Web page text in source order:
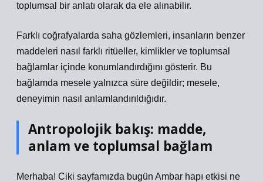
toplumsal bir anlatı olarak da ele alınabilir.
Farklı coğrafyalarda saha gözlemleri, insanların benzer
maddeleri nasıl farklı ritüeller, kimlikler ve toplumsal
bağlamlar içinde konumlandırdığını gösterir. Bu
bağlamda mesele yalnızca süre değildir; mesele,
deneyimin nasıl anlamlandırıldığıdır.
Antropolojik bakış: madde,
anlam ve toplumsal bağlam
Merhaba! Ciki sayfamızda bugün Ambar hapı etkisi ne